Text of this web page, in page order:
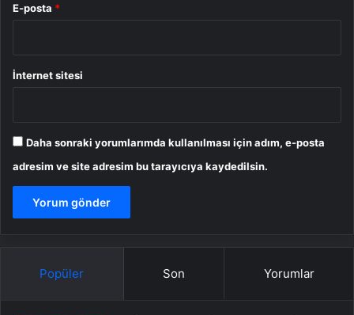
E-posta *
İnternet sitesi
Daha sonraki yorumlarımda kullanılması için adım, e-posta
adresim ve site adresim bu tarayıcıya kaydedilsin.
Popüler Son Yorumlar